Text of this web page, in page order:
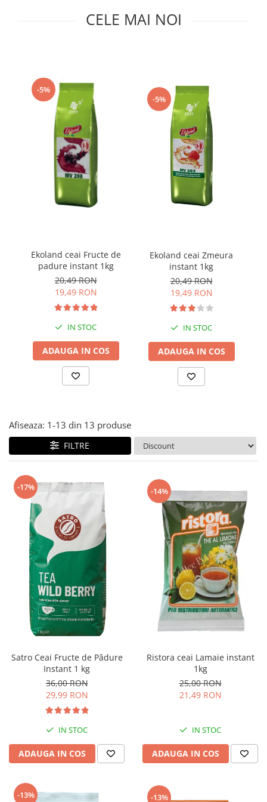
CELE MAI NOI
-5%
Ekoland ceai Fructe de
padure instant 1kg
20,49 RON
19,49 RON
IN STOC
ADAUGA IN COS
-5%
Ekoland ceai Zmeura
instant 1kg
20,49 RON
19,49 RON
IN STOC
ADAUGA IN COS
Afiseaza: 1-13 din 13 produse
FILTRE
-17%
Satro Ceai Fructe de Pădure
Instant 1 kg
36,00 RON
29,99 RON
IN STOC
ADAUGA IN COS
-14%
Ristora ceai Lamaie instant
1kg
25,00 RON
21,49 RON
IN STOC
ADAUGA IN COS
-13% -13%